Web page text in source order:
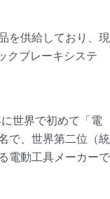
を供給しており、現
クブレーキシステ
世界で初めて「電
で、世界第二位（統
電動工具メーカーで